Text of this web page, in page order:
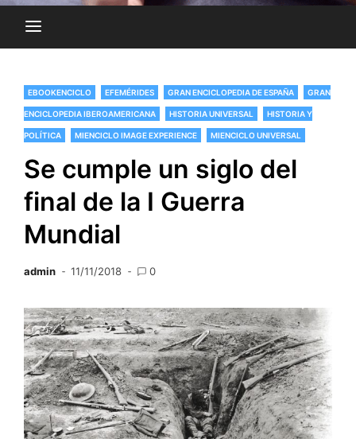
EBOOKENCICLO EFEMÉRIDES GRAN ENCICLOPEDIA DE ESPAÑA GRAN
ENCICLOPEDIA IBEROAMERICANA HISTORIA UNIVERSAL HISTORIA Y
POLÍTICA MIENCICLO IMAGE EXPERIENCE MIENCICLO UNIVERSAL
Se cumple un siglo del
final de la I Guerra
Mundial
admin 11/11/2018 0